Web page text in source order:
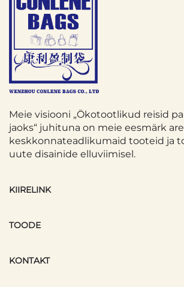
Meie visiooni „Ökotootlikud reisid
jaoks“ juhituna on meie eesmärk
keskkonnateadlikumaid tooteid ja
uute disainide elluviimisel.
KIIRELINK
TOODE
KONTAKT